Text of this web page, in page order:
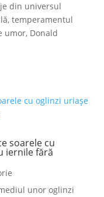
din universul
temperamentul
umor, Donald
soarele cu
iernile fără
unor oglinzi